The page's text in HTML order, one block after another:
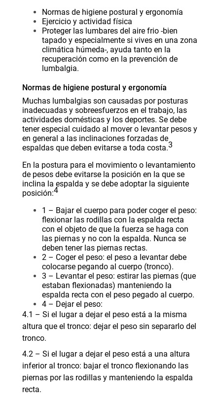
Normas de higiene postural y ergonomía
Ejercicio y actividad física
Proteger las lumbares del aire frio -bien
tapado y especialmente si vives en una zona
climática húmeda-, ayuda tanto en la
recuperación como en la prevención de
lumbalgia.
Normas de higiene postural y ergonomía
Muchas lumbalgias son causadas por posturas
inadecuadas y sobreesfuerzos en el trabajo, las
actividades domésticas y los deportes. Se debe
tener especial cuidado al mover o levantar pesos y
en general a las inclinaciones forzadas de
espaldas que deben evitarse a toda costa.3
En la postura para el movimiento o levantamiento
de pesos debe evitarse la posición en la que se
inclina la espalda y se debe adoptar la siguiente
posición:4
1 – Bajar el cuerpo para poder coger el peso:
flexionar las rodillas con la espalda recta
con el objeto de que la fuerza se haga con
las piernas y no con la espalda. Nunca se
deben tener las piernas rectas.
2 – Coger el peso: el peso a levantar debe
colocarse pegando al cuerpo (tronco).
3 – Levantar el peso: estirar las piernas (que
estaban flexionadas) manteniendo la
espalda recta con el peso pegado al cuerpo.
4 – Dejar el peso:
4.1 – Si el lugar a dejar el peso está a la misma
altura que el tronco: dejar el peso sin separarlo del
tronco.
4.2 – Si el lugar a dejar el peso está a una altura
inferior al tronco: bajar el tronco flexionando las
piernas por las rodillas y manteniendo la espalda
recta.